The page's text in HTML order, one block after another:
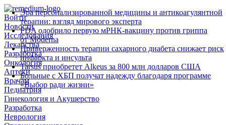
Войти
Новости
Исследования
Лекарства
Разработка
Онкология
Аптеки
Врачам
Педиатрия
Гинекология и Акушерство
Разработка
Неврология
Эра персонализированной медицины и антикоагулянтной
терапии: взгляд мирового эксперта
FDA одобрило первую мРНК‑вакцину против гриппа
от Moderna
Приверженность терапии сахарного диабета снижает риск
инфаркта и инсульта
Tarsus приобретет Alkeus за 800 млн долларов США
Больные с ХБП получат надежду благодаря программе
«Выбор ради жизни»